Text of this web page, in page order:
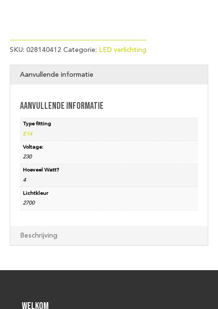
SKU: 028140412 Categorie: LED verlichting
Aanvullende informatie
Aanvullende informatie
Type fitting
E14
Voltage:
230
Hoeveel Watt?
4
Lichtkleur
2700
Beschrijving
Welkom